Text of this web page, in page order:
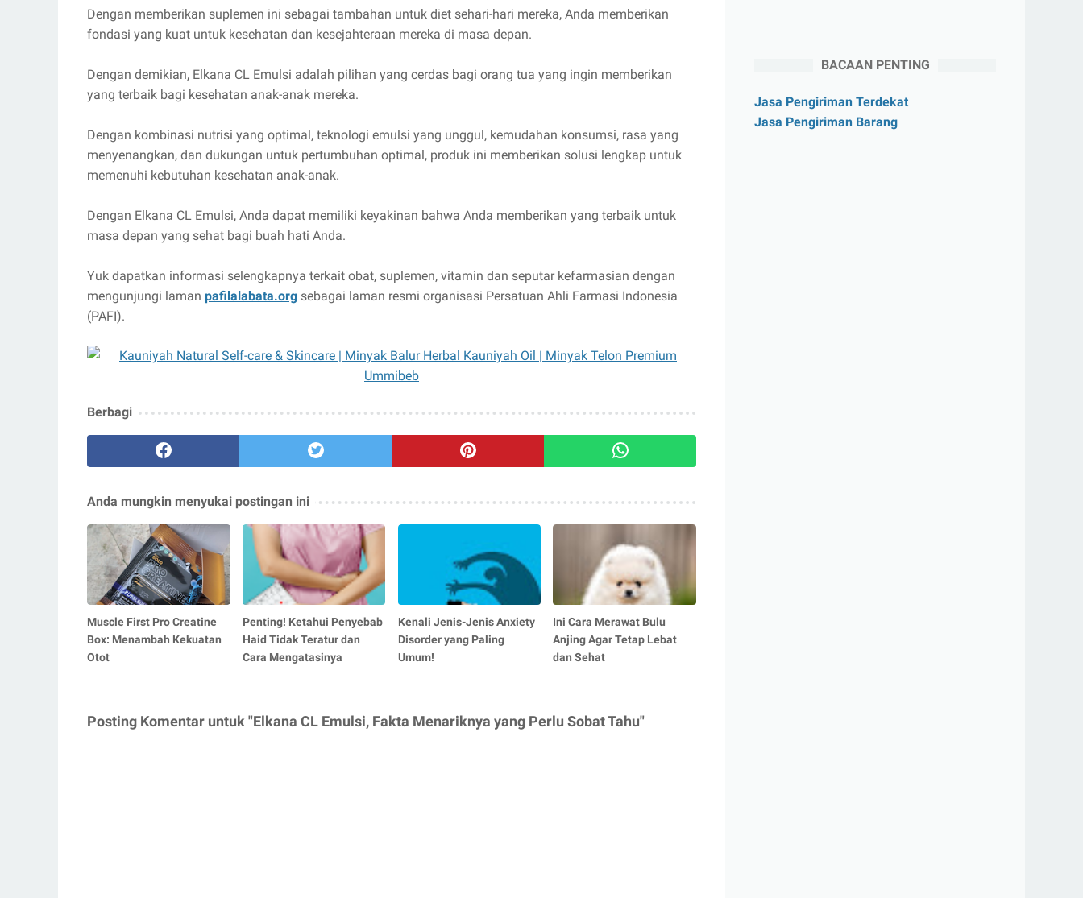
Dengan memberikan suplemen ini sebagai tambahan untuk diet sehari-hari mereka, Anda memberikan
fondasi yang kuat untuk kesehatan dan kesejahteraan mereka di masa depan.
Dengan demikian, Elkana CL Emulsi adalah pilihan yang cerdas bagi orang tua yang ingin memberikan
yang terbaik bagi kesehatan anak-anak mereka.
Dengan kombinasi nutrisi yang optimal, teknologi emulsi yang unggul, kemudahan konsumsi, rasa yang
menyenangkan, dan dukungan untuk pertumbuhan optimal, produk ini memberikan solusi lengkap untuk
memenuhi kebutuhan kesehatan anak-anak.
Dengan Elkana CL Emulsi, Anda dapat memiliki keyakinan bahwa Anda memberikan yang terbaik untuk
masa depan yang sehat bagi buah hati Anda.
Yuk dapatkan informasi selengkapnya terkait obat, suplemen, vitamin dan seputar kefarmasian dengan
mengunjungi laman pafilalabata.org sebagai laman resmi organisasi Persatuan Ahli Farmasi Indonesia
(PAFI).
Berbagi
Anda mungkin menyukai postingan ini
Muscle First Pro Creatine
Box: Menambah Kekuatan
Otot
Penting! Ketahui Penyebab
Haid Tidak Teratur dan
Cara Mengatasinya
Kenali Jenis-Jenis Anxiety
Disorder yang Paling
Umum!
Ini Cara Merawat Bulu
Anjing Agar Tetap Lebat
dan Sehat
Posting Komentar untuk "Elkana CL Emulsi, Fakta Menariknya yang Perlu Sobat Tahu"
BACAAN PENTING
Jasa Pengiriman Terdekat
Jasa Pengiriman Barang